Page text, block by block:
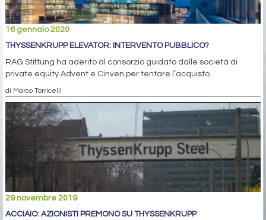
16 gennaio 2020
THYSSENKRUPP ELEVATOR: INTERVENTO PUBBLICO?
RAG Stiftung ha aderito al consorzio guidato dalle società di
private equity Advent e Cinven per tentare l’acquisto
di Marco Torricelli
29 novembre 2019
ACCIAIO: AZIONISTI PREMONO SU THYSSENKRUPP